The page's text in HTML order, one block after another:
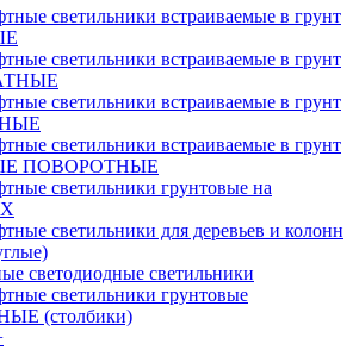
светильники встраиваемые в грунт
светильники встраиваемые в грунт
светильники встраиваемые в грунт
светильники встраиваемые в грунт
ПОВОРОТНЫЕ
светильники грунтовые на
светильники для деревьев и колонн
светодиодные светильники
светильники грунтовые
(столбики)